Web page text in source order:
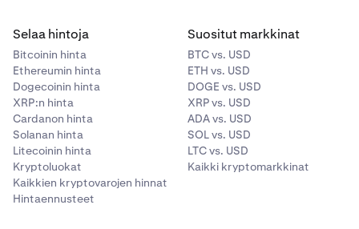
Selaa hintoja
Bitcoinin hinta
Ethereumin hinta
Dogecoinin hinta
XRP:n hinta
Cardanon hinta
Solanan hinta
Litecoinin hinta
Kryptoluokat
Kaikkien kryptovarojen hinnat
Hintaennusteet
Suositut markkinat
BTC vs. USD
ETH vs. USD
DOGE vs. USD
XRP vs. USD
ADA vs. USD
SOL vs. USD
LTC vs. USD
Kaikki kryptomarkkinat